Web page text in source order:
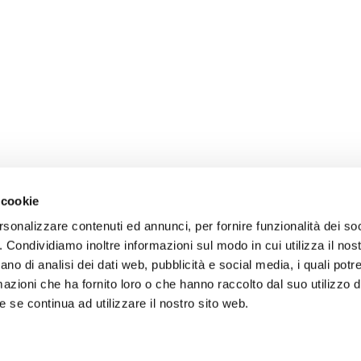
contenuti ed annunci, per fornire funzionalità dei
inoltre informazioni sul modo in cui utilizza il
di analisi dei dati web, pubblicità e social media, i quali
che ha fornito loro o che hanno raccolto dal suo utilizzo
se continua ad utilizzare il nostro sito web.